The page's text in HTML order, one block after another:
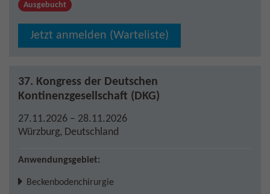
Ausgebucht
Jetzt anmelden (Warteliste)
37. Kongress der Deutschen
Kontinenzgesellschaft (DKG)
27.11.2026 – 28.11.2026
Würzburg, Deutschland
Anwendungsgebiet:
Beckenbodenchirurgie